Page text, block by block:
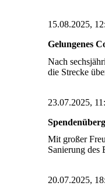
15.08.2025,
Gelungenes
Nach
die Strecke
23.07.2025,
Mit großer
Sanierung des
20.07.2025,